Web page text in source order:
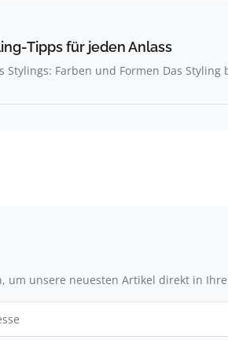
Tipps für jeden Anlass
Stylings: Farben und Formen Das
um unsere neuesten Artikel direkt in